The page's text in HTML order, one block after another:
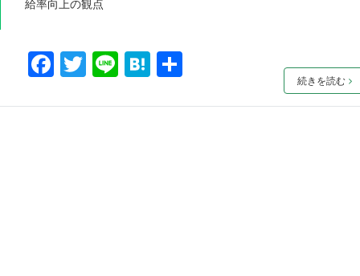
給率向上の観点
F
c
T
itt
Li
e
H
e
共
続きを読む